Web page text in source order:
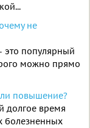
не
это популярный
можно прямо
ли повышение?
долгое время
болезненных